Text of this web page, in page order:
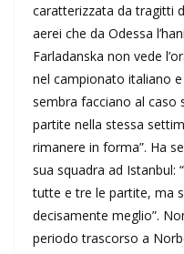
caratterizzata da tragitti
aerei che da Odessa
Farladanska non vede
nel campionato italiano
sembra facciano al caso
partite nella stessa
rimanere in forma”. Ha
sua squadra ad Istanbul:
tutte e tre le partite, ma
decisamente meglio”.
periodo trascorso a